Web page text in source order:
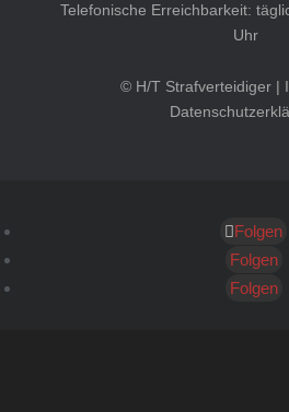
Telefonische Erreichbarkeit:
Uhr
© H/T Strafverteidiger |
Folgen
Folgen
Folgen
SEHR